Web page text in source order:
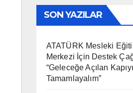
SON YAZILAR
ATATÜRK Mesleki
Merkezi İçin Destek
“Geleceğe Açılan
Tamamlayalım”